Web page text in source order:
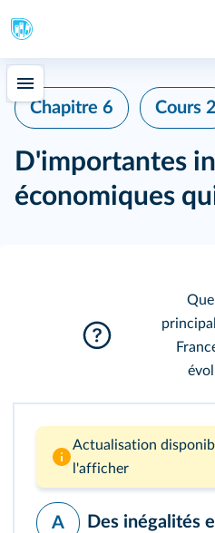
Chapitre 6 Cours 2
D'importantes
économiques
Actualisation
l'afficher
A
Des inégalités